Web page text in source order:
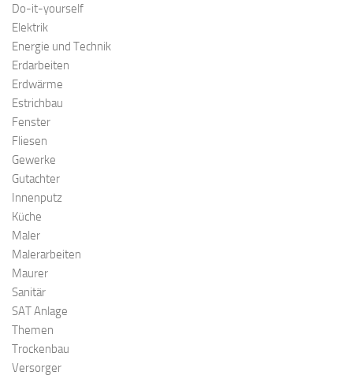
Do-it-yourself
Elektrik
Energie und Technik
Erdarbeiten
Erdwärme
Estrichbau
Fenster
Fliesen
Gewerke
Gutachter
Innenputz
Küche
Maler
Malerarbeiten
Maurer
Sanitär
SAT Anlage
Themen
Trockenbau
Versorger